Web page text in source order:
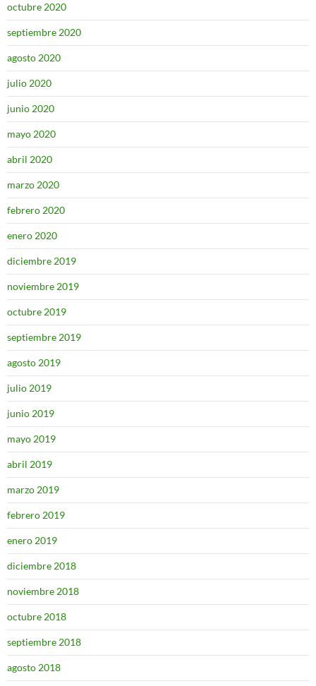
octubre 2020
septiembre 2020
agosto 2020
julio 2020
junio 2020
mayo 2020
abril 2020
marzo 2020
febrero 2020
enero 2020
diciembre 2019
noviembre 2019
octubre 2019
septiembre 2019
agosto 2019
julio 2019
junio 2019
mayo 2019
abril 2019
marzo 2019
febrero 2019
enero 2019
diciembre 2018
noviembre 2018
octubre 2018
septiembre 2018
agosto 2018